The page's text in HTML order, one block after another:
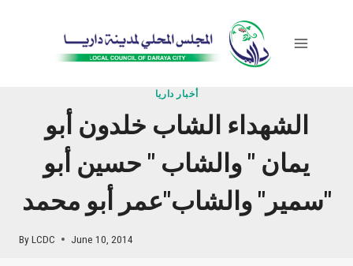
أخبار داريا
الشهداء الشاب خلدون أبو
يمان " والشاب " حسين أبو
سمير" والشاب"عمر أبو محمد"
ByLCDC June 10, 2014